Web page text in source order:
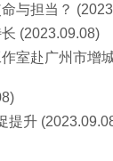
与担当？
(2023.09.08)
室赴广州市增
提升